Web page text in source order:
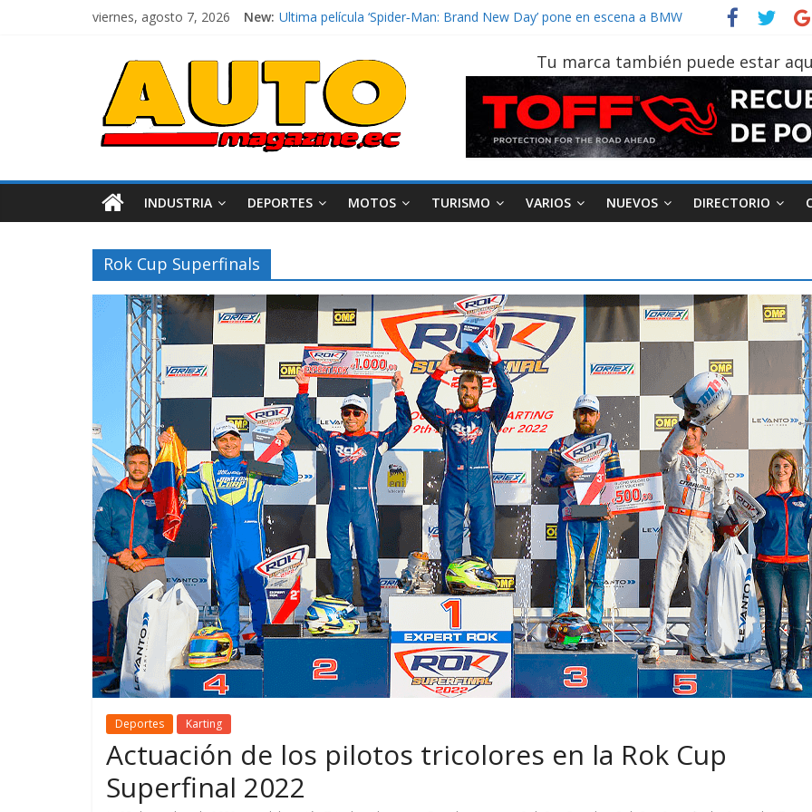
viernes, agosto 7, 2026 New: Ultima película ‘Spider‑Man: Brand New Day’ pone en escena a BMW
La Vuelta al Ecuador 2026, edición 47ª, recorre 7 provincias en 8 días
La FEDAK recibe 12 Sinotruk Bolden para cubrir las rutas de La Vuelta
El costo de tener un vehículo gana protagonismo a la hora de decidir
Tu marca también puede estar
INDUSTRIA DEPORTES MOTOS TURISMO VARIOS NUEVOS DIRECTORIO
Rok Cup Superfinals
Deportes Karting
Actuación de los pilotos tricolores en la Rok Cup
Superfinal 2022
Movilidad Varios
GM reafirma su
compromiso con movilidad
más segura y conectada
Movilidad Turismo Varios
¿Qué puede pasar con tu
vehículo si permanece
varios días sin usar?
AEADE Industria Motociclismo
Campaña busca cambiar
destino de los
en la región